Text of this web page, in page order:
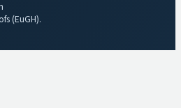
(EuGH).